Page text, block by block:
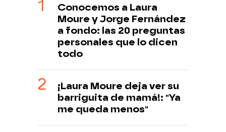
Conocemos a Laura
Moure y Jorge Fernández
a fondo: las 20 preguntas
personales que lo dicen
todo
¡Laura Moure deja ver su
barriguita de mamá!: "Ya
me queda menos"